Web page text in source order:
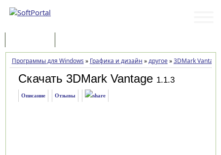
Программы для Windows » Графика и дизайн »другое»3DMark Vantage
Скачать 3DMark Vantage 1.1.3
Описание Отзывы